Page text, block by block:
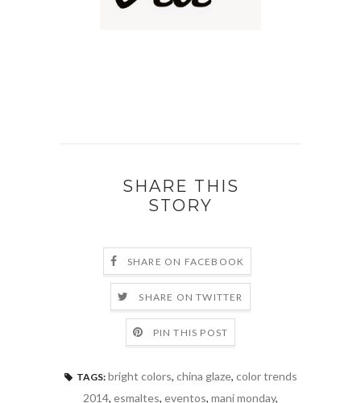
SHARE THIS
STORY
SHARE ON FACEBOOK
SHARE ON TWITTER
PIN THIS POST
TAGS: bright colors, china glaze, color trends
2014, esmaltes, eventos, mani monday,